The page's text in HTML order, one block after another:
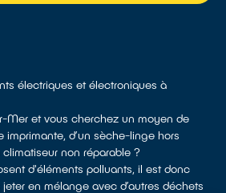
électriques et électroniques à
Mer et vous cherchez un moyen de
imprimante, d’un sèche-linge hors
non réparable ?
d'éléments polluants, il est donc
en mélange avec d’autres déchets